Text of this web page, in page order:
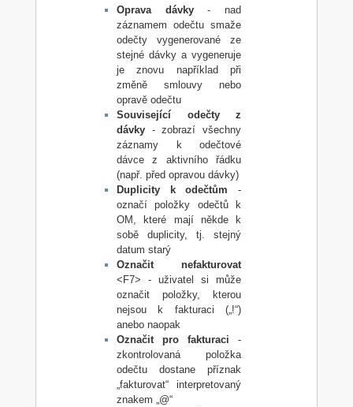
Oprava dávky- nad
záznamem odečtu smaže
odečty vygenerované ze
stejné dávky a vygeneruje
je znovu například při
změně smlouvy nebo
opravě odečtu
Související odečty z
dávky- zobrazí všechny
záznamy k odečtové
dávce z aktivního řádku
(např. před opravou dávky)
Duplicity k odečtům -
označí položky odečtů k
OM, které mají někde k
sobě duplicity, tj. stejný
datum starý
Označit nefakturovat
<F7> - uživatel si může
označit položky, kterou
nejsou k fakturaci („!“)
anebo naopak
Označit pro fakturaci -
zkontrolovaná položka
odečtu dostane příznak
„fakturovat“ interpretovaný
znakem „@“